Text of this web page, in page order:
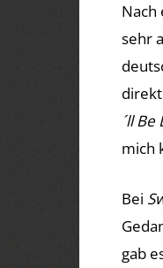
Nach
sehr
´ll Be
mich
Bei
gab